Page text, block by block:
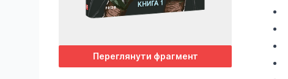
Переглянути фрагмент